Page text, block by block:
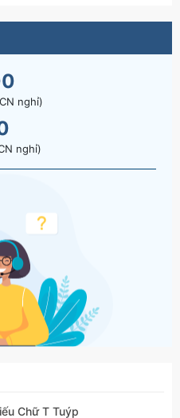
nghỉ)
nghỉ)
Chữ T Tuýp